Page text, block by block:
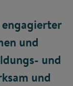
und
und
und